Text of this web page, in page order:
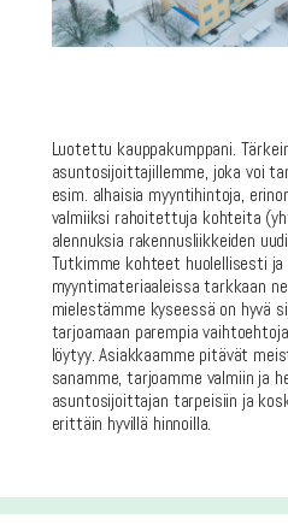
Luotettu kauppakumppani.
asuntosijoittajillemme, joka voi
esim. alhaisia myyntihintoja,
valmiiksi rahoitettuja kohteita
alennuksia rakennusliikkeiden
Tutkimme kohteet huolellisesti ja
myyntimateriaaleissa tarkkaan
mielestämme kyseessä on hyvä
tarjoamaan parempia
löytyy. Asiakkaamme pitävät
sanamme, tarjoamme valmiin ja
asuntosijoittajan tarpeisiin ja
erittäin hyvillä hinnoilla.